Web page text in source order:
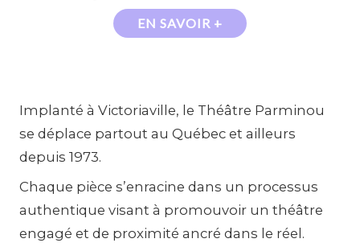
EN SAVOIR +
Implanté à Victoriaville, le Théâtre Parminou
se déplace partout au Québec et ailleurs
depuis 1973.
Chaque pièce s’enracine dans un processus
authentique visant à promouvoir un théâtre
engagé et de proximité ancré dans le réel.